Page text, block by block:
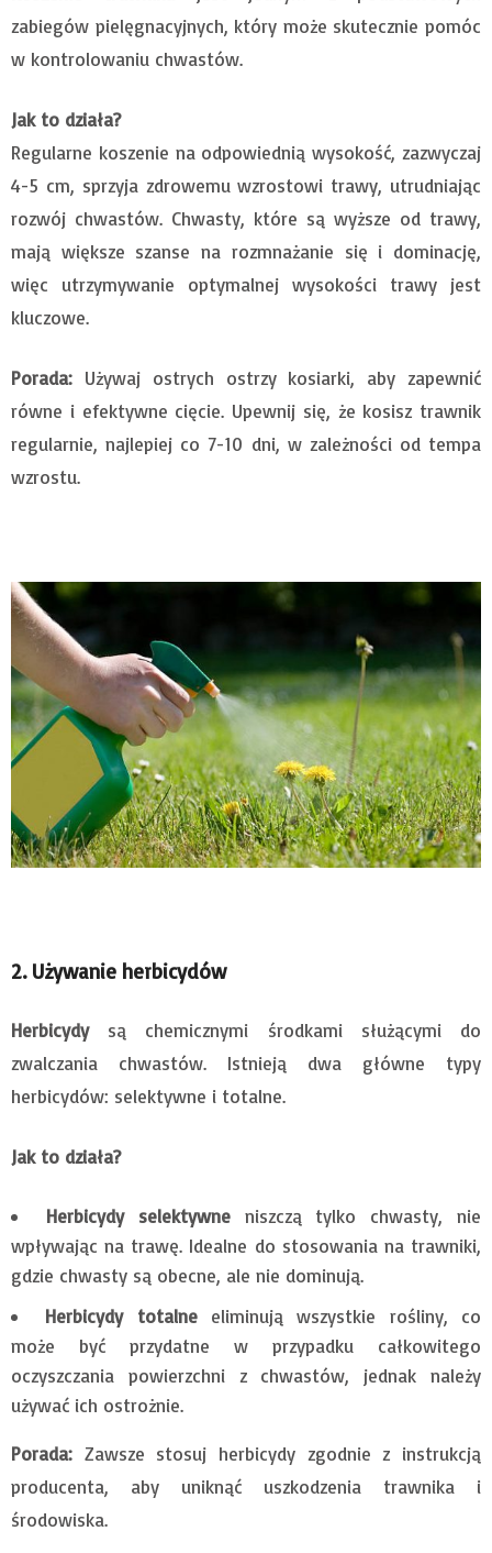
zabiegów pielęgnacyjnych, który może skutecznie pomóc
w kontrolowaniu chwastów.
Jak to działa?
Regularne koszenie na odpowiednią wysokość, zazwyczaj
4-5 cm, sprzyja zdrowemu wzrostowi trawy, utrudniając
rozwój chwastów. Chwasty, które są wyższe od trawy,
mają większe szanse na rozmnażanie się i dominację,
więc utrzymywanie optymalnej wysokości trawy jest
kluczowe.
Porada: Używaj ostrych ostrzy kosiarki, aby zapewnić
równe i efektywne cięcie. Upewnij się, że kosisz trawnik
regularnie, najlepiej co 7-10 dni, w zależności od tempa
wzrostu.
2. Używanie herbicydów
Herbicydysą chemicznymi środkami służącymi do
zwalczania chwastów. Istnieją dwa główne typy
herbicydów: selektywne i totalne.
Jak to działa?
Herbicydy selektywneniszczą tylko chwasty, nie
wpływając na trawę. Idealne do stosowania na trawniki,
gdzie chwasty są obecne, ale nie dominują.
Herbicydy totalneeliminują wszystkie rośliny, co
może być przydatne w przypadku całkowitego
oczyszczania powierzchni z chwastów, jednak należy
używać ich ostrożnie.
Porada: Zawsze stosuj herbicydy zgodnie z instrukcją
producenta, aby uniknąć uszkodzenia trawnika i
środowiska.